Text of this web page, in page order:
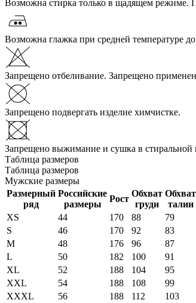
Возможна стирка только в щадящем режиме.
Возможна глажка при средней температуре
Запрещено отбеливание. Запрещено
Запрещено подвергать изделие химчистке.
Запрещено выжимание и сушка в стиральной
Таблица размеров
Таблица размеров
Мужские размеры
Размерный
ряд
Российские
размеры
Рост
Обхват
груди
Обхват
талии
XS
44 170 88 79
S
46 170 92 83
M
48 176 96 87
L
50 182 100 91
XL
52 188 104 95
XXL
54 188 108 99
XXXL
56 188 112 103